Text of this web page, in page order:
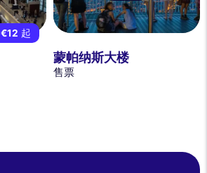
€12 起
蒙帕纳斯大楼
售票